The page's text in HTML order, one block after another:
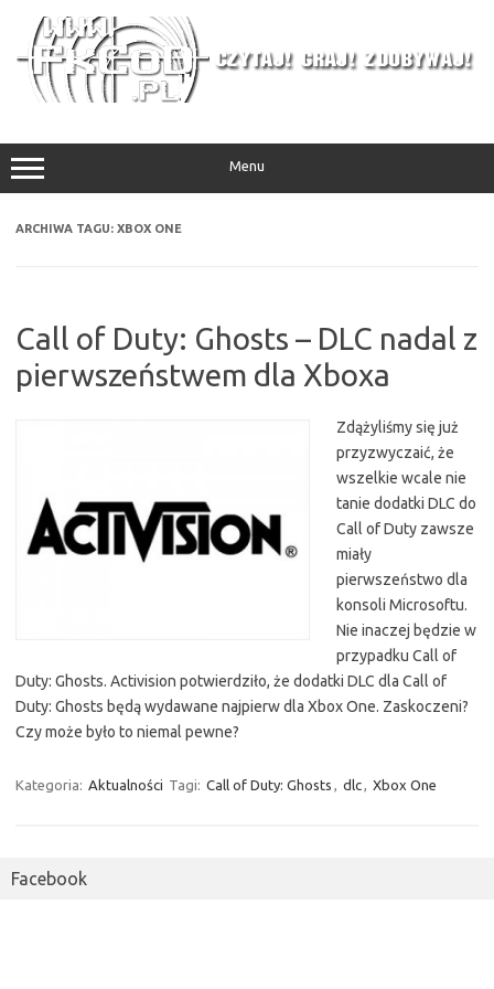
treści
Menu
ARCHIWA TAGU: XBOX ONE
Call of Duty: Ghosts – DLC nadal z
pierwszeństwem dla Xboxa
Zdążyliśmy się już
przyzwyczaić, że
wszelkie wcale nie
tanie dodatki DLC do
Call of Duty zawsze
miały
pierwszeństwo dla
konsoli Microsoftu.
Nie inaczej będzie w
przypadku Call of
Duty: Ghosts. Activision potwierdziło, że dodatki DLC dla Call of
Duty: Ghosts będą wydawane najpierw dla Xbox One. Zaskoczeni?
Czy może było to niemal pewne?
Kategoria: Aktualności Tagi: Call of Duty: Ghosts dlc Xbox One
Facebook